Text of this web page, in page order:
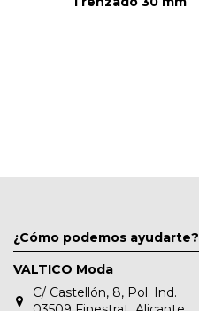
¿Cómo podemos ayudarte?
VALTICO Moda
C/ Castellón, 8, Pol. Ind.